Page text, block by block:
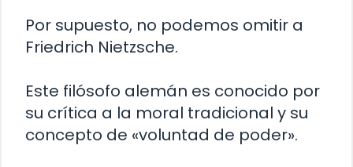
Por supuesto, no podemos omitir a
Friedrich Nietzsche.
Este filósofo alemán es conocido por
su crítica a la moral tradicional y su
concepto de «voluntad de poder».